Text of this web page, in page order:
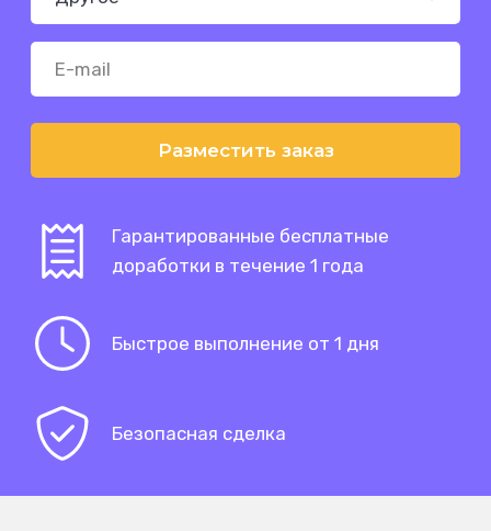
Разместить заказ
Гарантированные бесплатные
доработки в течение 1 года
Быстрое выполнение от 1 дня
Безопасная сделка